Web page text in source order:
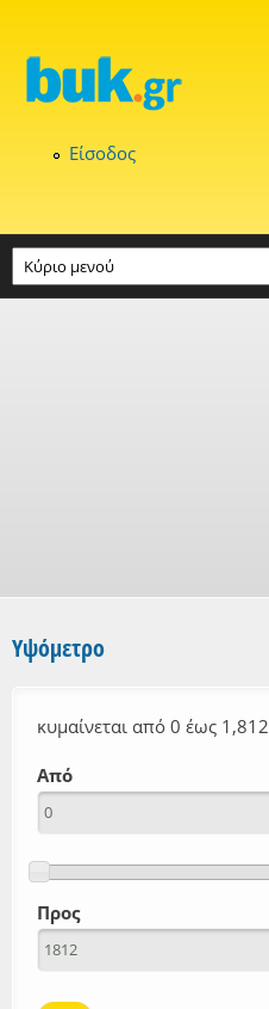
Είσοδος
Υψόμετρο
κυμαίνεται από 0 έως 1,812
Από
Προς